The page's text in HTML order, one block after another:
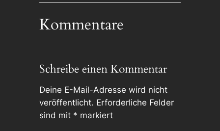
Kommentare
Schreibe einen Kommentar
Deine E-Mail-Adresse wird nicht
veröffentlicht. Erforderliche Felder
sind mit * markiert